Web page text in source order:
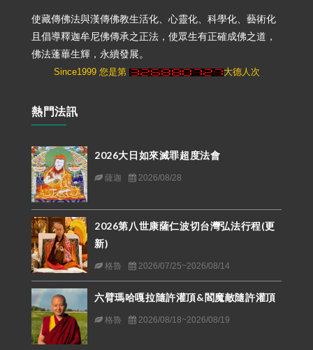
使藏傳佛法與漢傳佛教生活化、心靈化、科學化、藝術化
且倡導釋迦牟尼佛傳承之正法，使眾生有正確成佛之道，
佛法蓬蓽生輝，永續發展。
Since1999 您是第 大德人次
熱門法訊
2026大日如來滅罪超度法會
薩迦 2026/08/28
2026第八世康薩仁波切台灣弘法行程(更
新)
格魯 2026/07/25~2026/08/14
六臂瑪哈嘎拉隨許灌頂&閻魔敵隨許灌頂
格魯 2026/08/18~2026/08/19